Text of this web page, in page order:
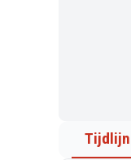
Tijdlijn